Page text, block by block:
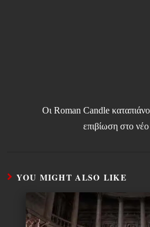
Οι Roman Candle
επιβίωση στο
YOU MIGHT ALSO LIKE